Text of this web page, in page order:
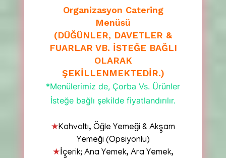
Organizasyon Catering
Menüsü
(DÜĞÜNLER, DAVETLER &
FUARLAR VB. İSTEĞE BAĞLI
OLARAK
ŞEKİLLENMEKTEDİR.)
*Menülerimiz de, Çorba Vs. Ürünler
İsteğe bağlı şekilde fiyatlandırılır.
★Kahvaltı, Öğle Yemeği & Akşam
Yemeği (Opsiyonlu)
★İçerik; Ana Yemek, Ara Yemek,